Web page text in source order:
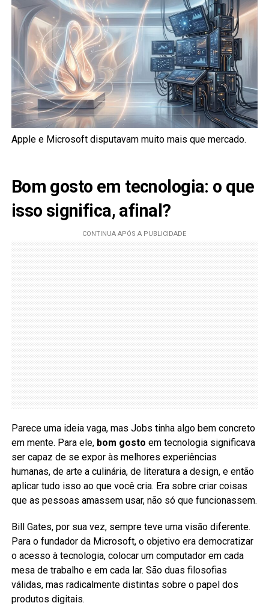
Apple e Microsoft disputavam muito mais que mercado.
Bom gosto em tecnologia: o que
isso significa, afinal?
Parece uma ideia vaga, mas Jobs tinha algo bem concreto
em mente. Para ele, bom gosto em tecnologia significava
ser capaz de se expor às melhores experiências
humanas, de arte a culinária, de literatura a design, e então
aplicar tudo isso ao que você cria. Era sobre criar coisas
que as pessoas amassem usar, não só que funcionassem.
Bill Gates, por sua vez, sempre teve uma visão diferente.
Para o fundador da Microsoft, o objetivo era democratizar
o acesso à tecnologia, colocar um computador em cada
mesa de trabalho e em cada lar. São duas filosofias
válidas, mas radicalmente distintas sobre o papel dos
produtos digitais.